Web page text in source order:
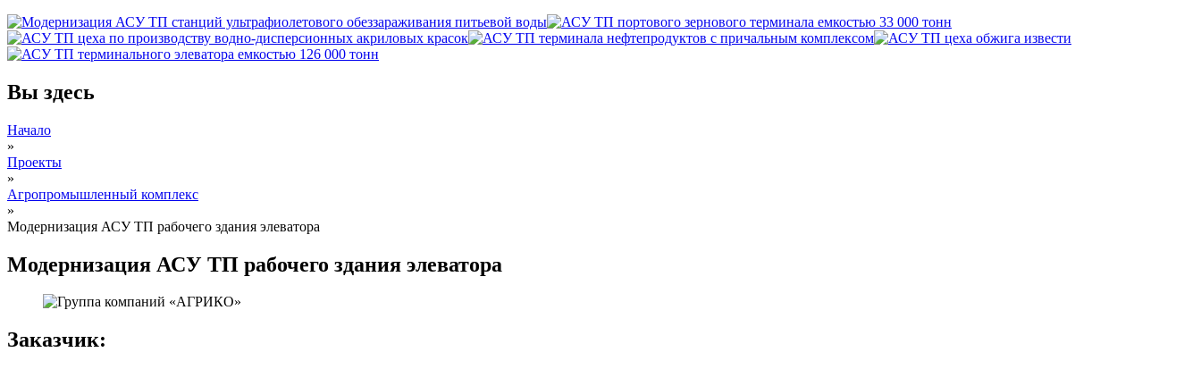
Вы здесь
Начало
»
Проекты
»
Агропромышленный комплекс
»
Модернизация АСУ ТП рабочего здания элеватора
Модернизация АСУ ТП рабочего здания элеватора
Заказчик: